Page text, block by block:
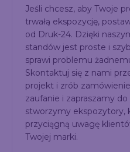
Jeśli chcesz, aby Twoje
trwałą ekspozycję,
od Druk-24. Dzięki
standów jest proste i
sprawi problemu
Skontaktuj się z nami
projekt i zrób
zaufanie i zapraszamy do
stworzymy ekspozytory,
przyciągną uwagę
Twojej marki.